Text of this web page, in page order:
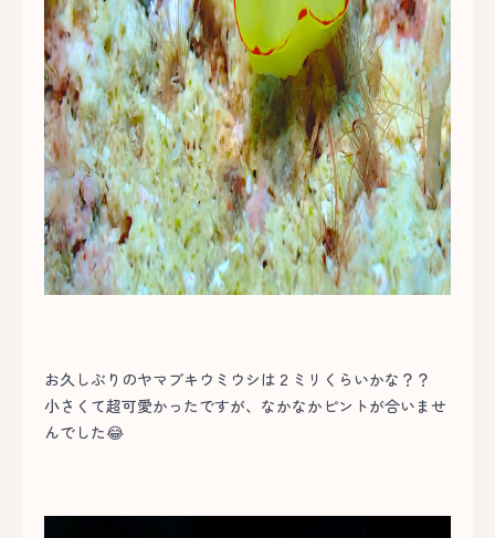
お久しぶりのヤマブキウミウシは２ミリくらいかな？？
小さくて超可愛かったですが、なかなかピントが合いませ
んでした😂